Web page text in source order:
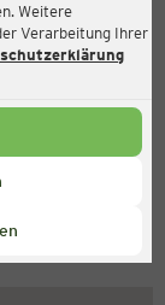
Weitere
Verarbeitung Ihrer